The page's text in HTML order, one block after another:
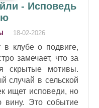
- Исповедь
18-02-2026
в клубе о подвиге,
замечает, что за
скрытые мотивы.
случай в сельской
ищет исповеди, но
вину. Это событие